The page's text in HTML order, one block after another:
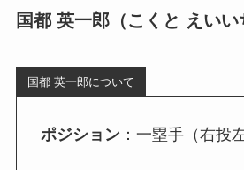
国都 英一郎（こくと えいい
国都 英一郎について
ポジション：一塁手（右投左